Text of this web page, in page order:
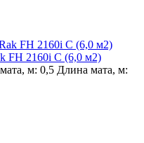
FH 2160i С (6,0 м2)
м: 0,5 Длина мата, м: